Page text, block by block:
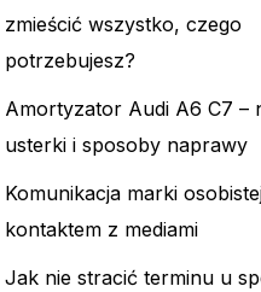
zmieścić wszystko, czego
potrzebujesz?
Amortyzator Audi A6 C7 –
usterki i sposoby naprawy
Komunikacja marki
kontaktem z mediami
Jak nie stracić terminu u